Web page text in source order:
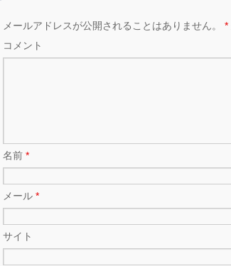
メールアドレスが公開されることはありません。 *
コメント
名前 *
メール *
サイト